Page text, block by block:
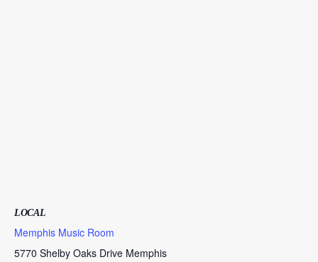
LOCAL
Memphis Music Room
5770 Shelby Oaks Drive Memphis